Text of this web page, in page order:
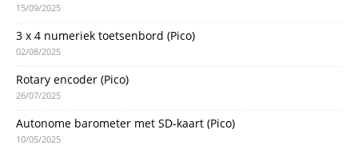
15/09/2025
3 x 4 numeriek toetsenbord (Pico)
02/08/2025
Rotary encoder (Pico)
26/07/2025
Autonome barometer met SD-kaart (Pico)
10/05/2025